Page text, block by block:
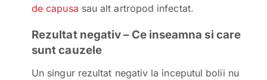
de capusa sau alt artropod infectat.
Rezultat negativ – Ce inseamna si care
sunt cauzele
Un singur rezultat negativ la inceputul bolii nu